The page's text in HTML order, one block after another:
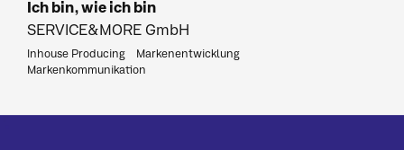
Ich bin, wie ich bin
SERVICE&MORE GmbH
Inhouse Producing
Markenentwicklung
Markenkommunikation